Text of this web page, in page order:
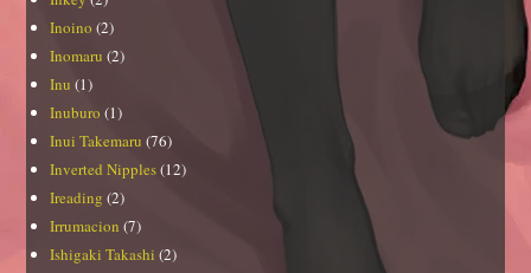
Inoino (2)
Inomaru (2)
Inu (1)
Inuburo (1)
Inui Takemaru (76)
Inverted Nipples(12)
Ireading (2)
Irrumacion (7)
Ishigaki Takashi (2)